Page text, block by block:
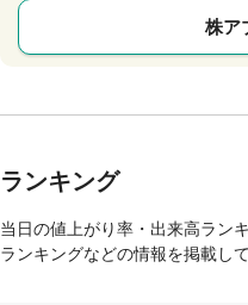
株ア
ランキング
当日の値上がり率・出来高ラン
ランキングなどの情報を掲載して